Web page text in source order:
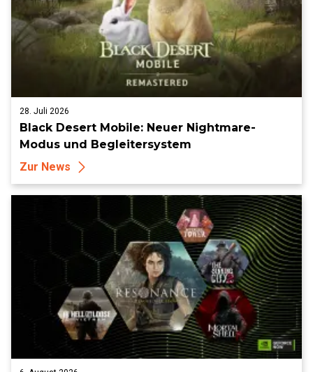
28. Juli 2026
Black Desert Mobile: Neuer Nightmare-
Modus und Begleitersystem
Zur News